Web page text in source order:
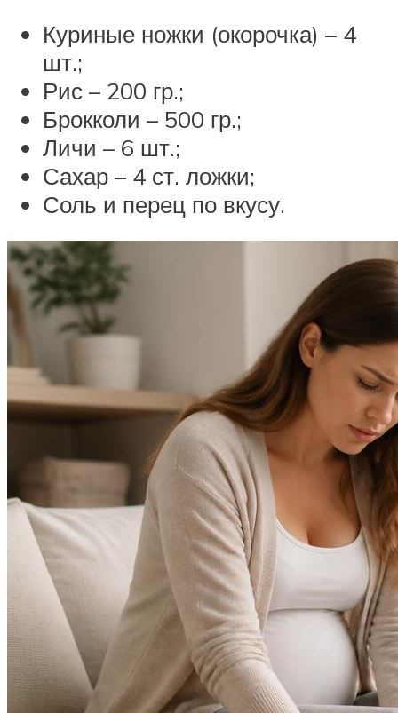
Куриные ножки (окорочка) – 4
шт.;
Рис – 200 гр.;
Брокколи – 500 гр.;
Личи – 6 шт.;
Сахар – 4 ст. ложки;
Соль и перец по вкусу.